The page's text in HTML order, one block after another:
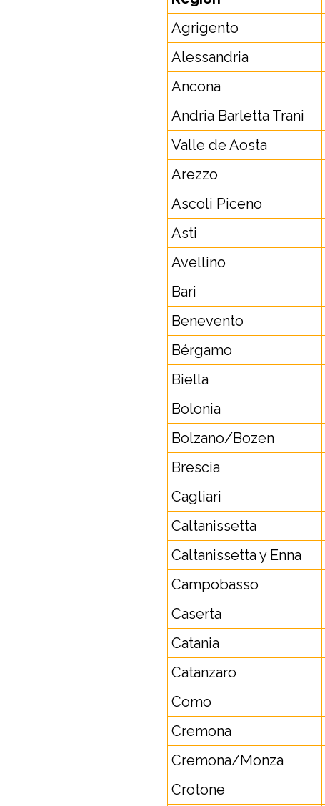
Agrigento
Alessandria
Ancona
Andria Barletta Trani
Valle de Aosta
Arezzo
Ascoli Piceno
Asti
Avellino
Bari
Benevento
Bérgamo
Biella
Bolonia
Bolzano/Bozen
Brescia
Cagliari
Caltanissetta
Caltanissetta y Enna
Campobasso
Caserta
Catania
Catanzaro
Como
Cremona
Cremona/Monza
Crotone